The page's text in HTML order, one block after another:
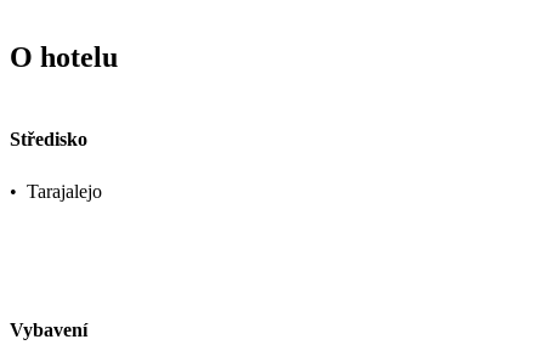
O hotelu
Středisko
• Tarajalejo
Vybavení